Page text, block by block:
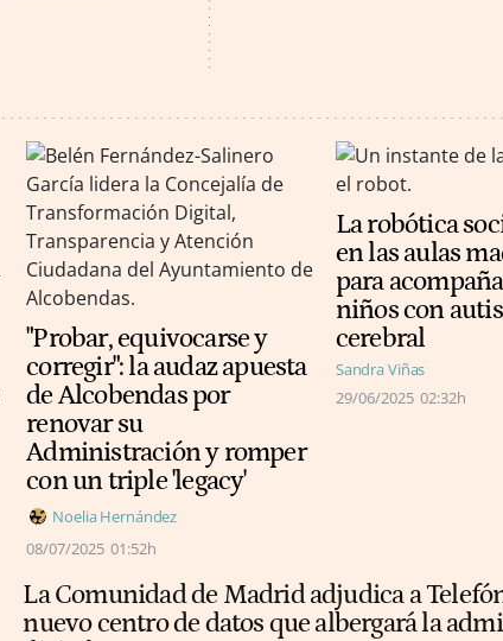
"Probar, equivocarse y
corregir": la audaz apuesta
de Alcobendas por
renovar su
Administración y romper
con un triple 'legacy'
Noelia Hernández
08/07/2025 01:52h
La robótica
en las aulas
para
niños con
cerebral
Sandra Viñas
29/06/2025 02:32h
La Comunidad de Madrid adjudica a
nuevo centro de datos que albergará la